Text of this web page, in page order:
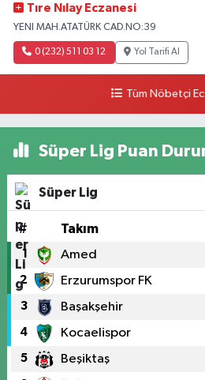
Tıre Nılay Eczanesi
YENI MAH.ATATÜRK CAD.NO:39
0 (232) 511 03 12 Yol Tarifi Al
Tüm Nöbetçi
Süper Lig Puan
Süper Lig
# Takım
1 Amed
2 Erzurumspor FK
3 Başakşehir
4 Kocaelispor
5 Beşiktaş